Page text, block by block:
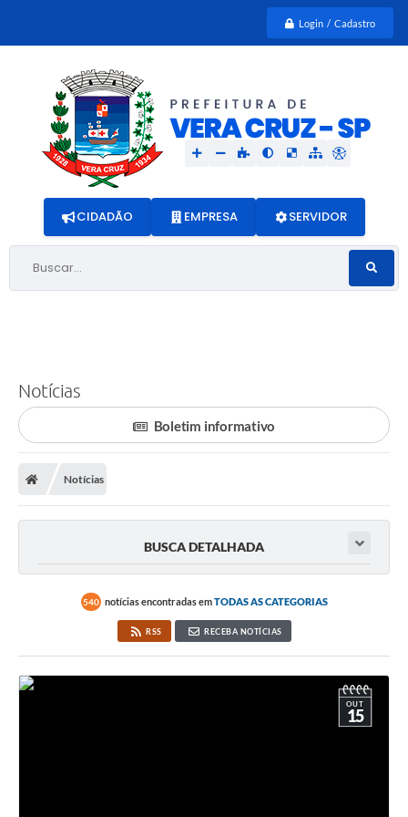
Login / Cadastro
Buscar...
CIDADÃO EMPRESA SERVIDOR
Notícias
Boletim informativo
Notícias
BUSCA DETALHADA
540 notícias encontradas emTODAS AS CATEGORIAS
RSS RECEBA NOTÍCIAS
OUT
15